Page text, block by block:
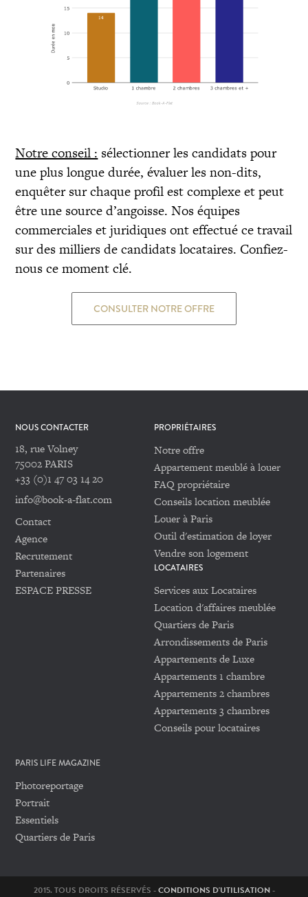
Notre conseil : sélectionner les candidats pour
une plus longue durée, évaluer les non-dits,
enquêter sur chaque profil est complexe et peut
être une source d’angoisse. Nos équipes
commerciales et juridiques ont effectué ce travail
sur des milliers de candidats locataires. Confiez-
nous ce moment clé.
CONSULTER NOTRE OFFRE
NOUS CONTACTER
18, rue Volney
75002 PARIS
+33 (0)1 47 03 14 20
info@book-a-flat.com
Contact
Agence
Recrutement
Partenaires
ESPACE PRESSE
PROPRIÉTAIRES
Notre offre
Appartement meublé à louer
FAQ propriétaire
Conseils location meublée
Louer à Paris
Outil d'estimation de loyer
Vendre son logement
LOCATAIRES
Services aux Locataires
Location d'affaires meublée
Quartiers de Paris
Arrondissements de Paris
Appartements de Luxe
Appartements 1 chambre
Appartements 2 chambres
Appartements 3 chambres
Conseils pour locataires
PARIS LIFE MAGAZINE
Photoreportage
Portrait
Essentiels
Quartiers de Paris
2015. TOUS DROITS RÉSERVÉS -CONDITIONS D'UTILISATION-